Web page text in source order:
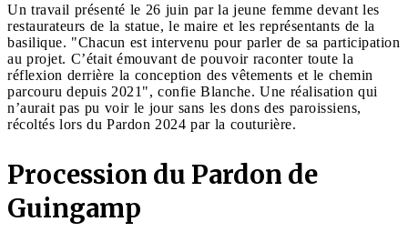
Un travail présenté le 26 juin par la jeune femme devant les
restaurateurs de la statue, le maire et les représentants de la
basilique. "Chacun est intervenu pour parler de sa participation
au projet. C’était émouvant de pouvoir raconter toute la
réflexion derrière la conception des vêtements et le chemin
parcouru depuis 2021", confie Blanche. Une réalisation qui
n’aurait pas pu voir le jour sans les dons des paroissiens,
récoltés lors du Pardon 2024 par la couturière.
Procession du Pardon de
Guingamp